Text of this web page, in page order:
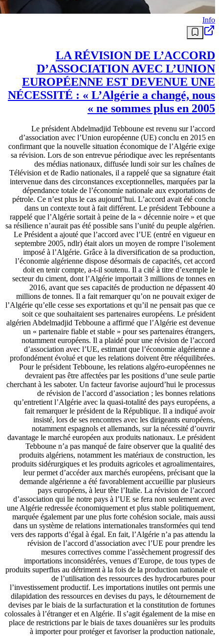
Info
LA RÉVISION DE L’ACCORD
D’ASSOCIATION AVEC L’UNION
EUROPÉENNE EST DEVENUE UNE
NÉCESSITÉ : « L’Algérie a changé, nous
ne sommes plus en 2005 »
Le président Abdelmadjid Tebboune est revenu sur l’accord
d’association avec l’Union européenne (UE) conclu en 2015 en
confirmant que la nouvelle situation économique de l’Algérie exige
sa révision. Lors de son entrevue périodique avec les représentants
des médias nationaux, diffusée lundi soir sur les chaînes de
Télévision et de Radio nationales, il a rappelé que sa signature était
intervenue dans des circonstances exceptionnelles, marquées par la
dépendance totale de l’économie nationale aux exportations de
pétrole. Ce n’est plus le cas aujourd’hui. L’accord avait été conclu
dans un contexte tout à fait différent. Le président Tebboune a
rappelé que l’Algérie sortait à peine de la « décennie noire » et que
sa résilience n’aurait pas été possible sans l’unité du peuple algérien.
Le Président a ajouté que l’accord avec l’UE (entré en vigueur en
septembre 2005, ndlr) était alors un moyen de rompre l’isolement
imposé à l’Algérie. Grâce à la diversification de sa production,
l’économie algérienne dispose désormais de capacités, cet accord
doit en tenir compte, a-t-il soutenu. Il a cité à titre d’exemple le
secteur du ciment, dont l’Algérie importait 3 millions de tonnes en
2016, avant que ses capacités de production ne dépassent 40
millions de tonnes. Il a fait remarquer qu’on ne pouvait exiger de
l’Algérie qu’elle cesse ses exportations et qu’il ne pensait pas que ce
soit ce que souhaitaient ses partenaires européens. Le président
algérien Abdelmadjid Tebboune a affirmé que l’Algérie est devenue
un « partenaire fiable et stable » pour ses partenaires étrangers,
notamment européens. Il a plaidé pour une révision de l’accord
d’association avec l’UE, estimant que l’économie algérienne a
profondément évolué et que les relations doivent être rééquilibrées.
Pour le président Tebboune, les relations algéro-européennes ne
devraient pas être affectées par les positions d’une seule partie
cherchant à les saboter. Un facteur favorise aujourd’hui le processus
de révision de l’accord d’association ; les bonnes relations
qu’entretient l’Algérie avec la quasi-totalité des pays européens, a
fait remarquer le président de la République. Il a indiqué avoir
insisté, lors de ses rencontres avec les dirigeants européens,
notamment espagnols et allemands, sur la nécessité d’ouvrir
davantage le marché européen aux produits nationaux. Le président
Tebboune n’a pas manqué de faire observer que la qualité des
produits algériens, notamment les matériaux de construction, les
produits sidérurgiques et les produits agricoles et agroalimentaires,
leur permet d’accéder aux marchés européens, précisant que la
demande algérienne a été favorablement accueillie par plusieurs
pays européens, à leur tête l’Italie. La révision de l’accord
d’association qui lie notre pays à l’UE se fera non seulement avec
une Algérie redressée économiquement et plus stable politiquement,
marquée également par une plus forte cohésion sociale, mais aussi
dans un système de relations internationales transformées qui tend
vers des rapports d’égal à égal. En fait, l’Algérie n’a pas attendu la
révision de l’accord d’association avec l’UE pour prendre les
mesures correctives comme l’assèchement progressif des
importations inconsidérées, venues d’Europe, de tous types de
produits superflus au détriment à la fois de la production nationale et
de l’utilisation des ressources des hydrocarbures pour
l’investissement productif. Les importations inutiles ont permis une
dilapidation des ressources en devises du pays, le détournement de
devises par le biais de la surfacturation et la constitution de fortunes
colossales à l’étranger et en Algérie. Il s’agit également de la mise en
place de restrictions par le biais de taxes douanières sur les produits
à importer pour protéger et favoriser la production nationale,